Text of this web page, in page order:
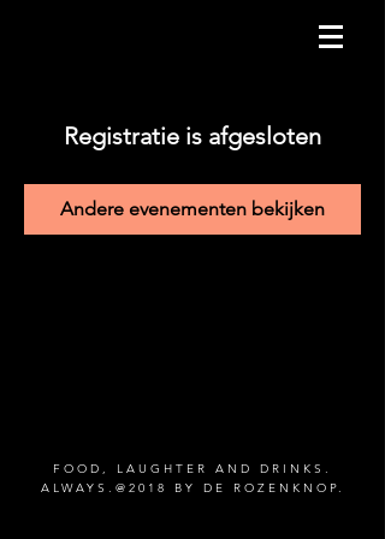
Registratie is afgesloten
Andere evenementen bekijken
FOOD, LAUGHTER AND DRINKS.
ALWAYS.@2018 BY DE ROZENKNOP.